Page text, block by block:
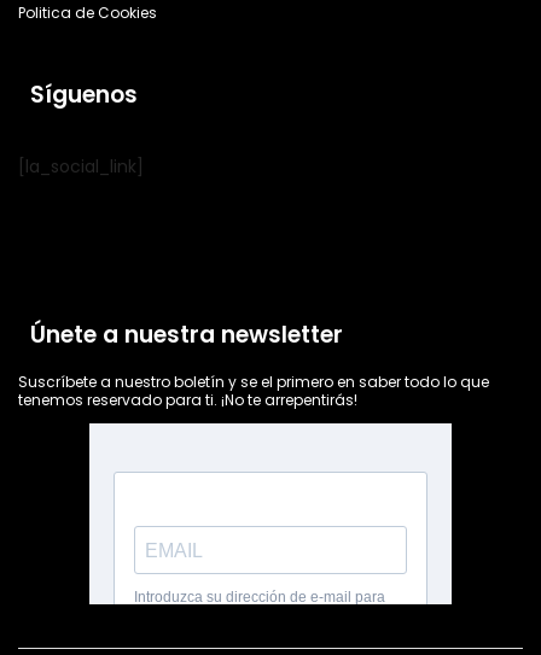
Politica de Cookies
Síguenos
[la_social_link]
Únete a nuestra newsletter
Suscríbete a nuestro boletín y se el primero en saber todo lo que
tenemos reservado para ti. ¡No te arrepentirás!